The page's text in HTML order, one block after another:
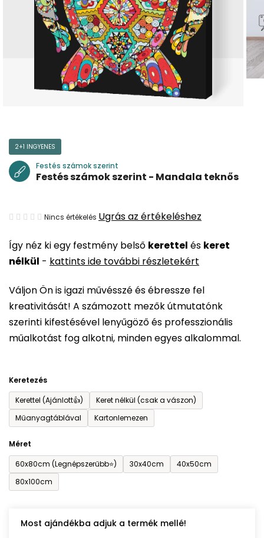
Így néz ki egy festmény belső kerettel és keret
nélkül - kattints ide további részletekért
Váljon Ön is igazi művésszé és ébressze fel
kreativitását! A számozott mezők útmutatónk
szerinti kifestésével lenyűgöző és professzionális
műalkotást fog alkotni, minden egyes alkalommal.
Keretezés
Kerettel (Ajánlott👍)
Keret nélkül (csak a vászon)
Műanyagtáblával
Kartonlemezen
Méret
60x80cm (Legnépszerűbb⭐)
30x40cm
40x50cm
80x100cm
Most ajándékba adjuk a termék mellé!
2+1 INGYENES
Festés számok szerint
Festés számok szerint - Mandala teknős
A
átlagos
értékelése
ből
0,0
csillag.
Nincs értékelés Ugrás az értékeléshez